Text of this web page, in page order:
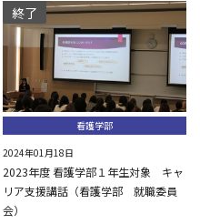
終了
看護学部
2024年01月18日
2023年度 看護学部１年生対象 キャ
リア支援講話（看護学部 就職委員
会）